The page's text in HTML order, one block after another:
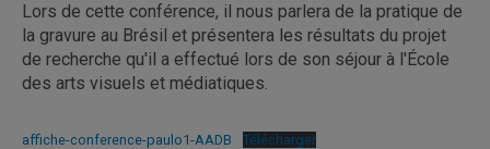
Lors de cette conférence, il nous parlera de la pratique de
la gravure au Brésil et présentera les résultats du projet
de recherche qu'il a effectué lors de son séjour à l'École
des arts visuels et médiatiques.
affiche-conference-paulo1-AADB Télécharger